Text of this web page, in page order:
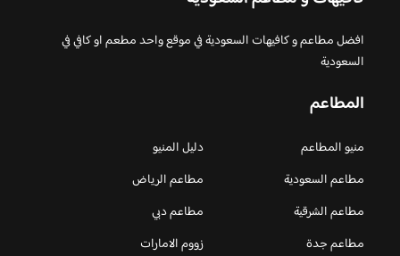
افضل مطاعم و كافيهات السعودية في موقع واحد مطعم او كافي في
السعودية
المطاعم
منيو المطاعم
دليل المنيو
مطاعم السعودية
مطاعم الرياض
مطاعم الشرقية
مطاعم دبي
مطاعم جدة
زووم الامارات